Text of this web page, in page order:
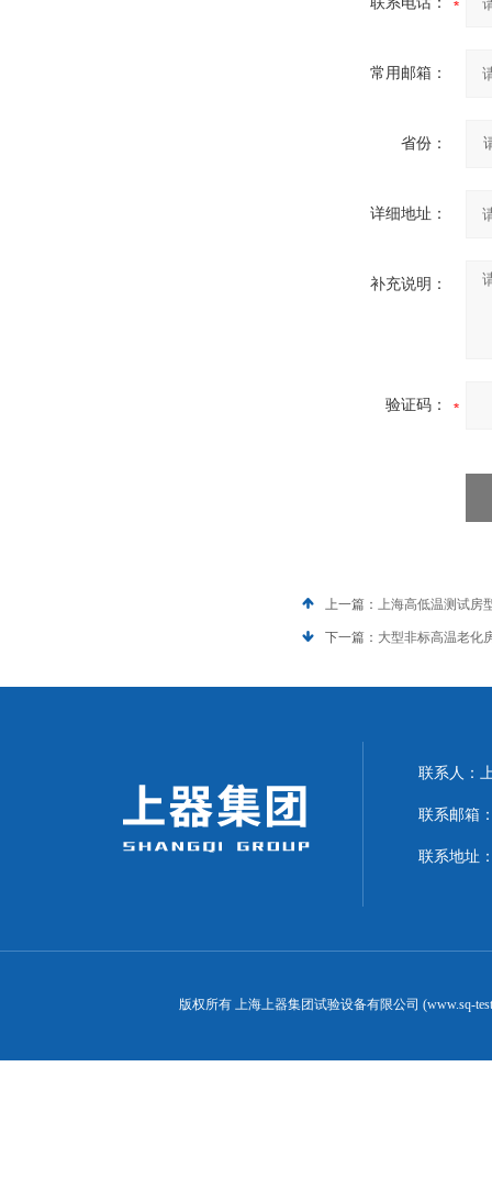
常用邮箱：
省份：
详细地址：
补充说明：
验证码：
上一篇： 上海高低温测试房
下一篇： 大型非标高温老化
联系人：
联系邮箱
联系地址
版权所有 上海上器集团试验设备有限公司 (www.sq-